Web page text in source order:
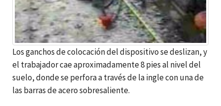
Los ganchos de colocación del dispositivo se deslizan, y
el trabajador cae aproximadamente 8 pies al nivel del
suelo, donde se perfora a través de la ingle con una de
las barras de acero sobresaliente.